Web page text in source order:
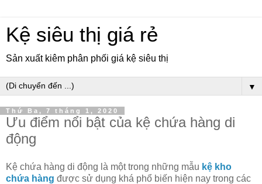
Kệ siêu thị giá rẻ
Sản xuất kiêm phân phối giá kệ siêu thị
▼
Thứ Ba, 7 tháng 1, 2020
Ưu điểm nổi bật của kệ chứa hàng di
động
Kệ chứa hàng di động là một trong những mẫu kệ kho
chứa hàng được sử dụng khá phổ biến hiện nay trong các